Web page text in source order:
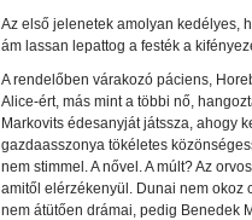
Az első jelenetek amolyan kedélyes,
ám lassan lepattog a festék a
A rendelőben várakozó páciens,
Alice-ért, más mint a többi nő,
Markovits édesanyját játssza, ahogy
gazdaasszonya tökéletes
nem stimmel. A nővel. A múlt? Az
amitől elérzékenyül. Dunai nem okoz
nem átütően drámai, pedig Benedek